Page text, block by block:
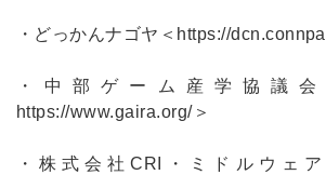
・どっかんナゴヤ ＜https://
・中部ゲーム産学協議会
https://www.gaira.org/＞
・株式会社CRI・ミドルウェア